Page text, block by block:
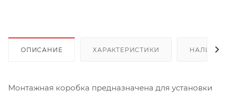
ОПИСАНИЕ ХАРАКТЕРИСТИКИ НАЛИЧИЕ
Монтажная коробка предназначена для установки